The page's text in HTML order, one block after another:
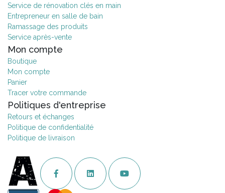
Service de rénovation clés en main
Entrepreneur en salle de bain
Ramassage des produits
Service après-vente
Mon compte
Boutique
Mon compte
Panier
Tracer votre commande
Politiques d'entreprise
Retours et échanges
Politique de confidentialité
Politique de livraison